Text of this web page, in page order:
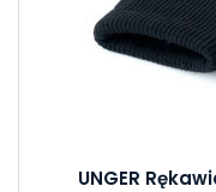
UNGER